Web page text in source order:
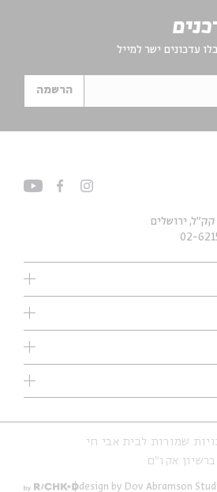
עדכונים ישר למייל
הרשמה
02-
אקו״ם
design by Dov Abramson